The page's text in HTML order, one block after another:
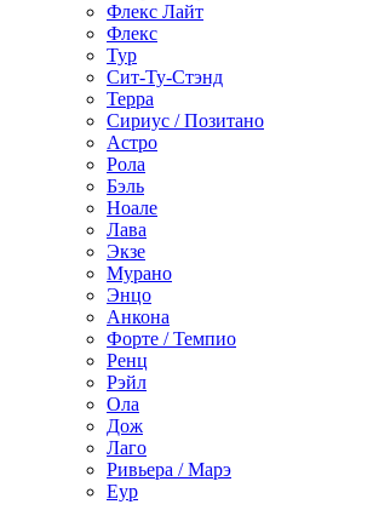
Флекс Лайт
Флекс
Тур
Сит-Ту-Стэнд
Терра
Сириус / Позитано
Астро
Рола
Бэль
Ноале
Лава
Экзе
Мурано
Энцо
Анкона
Форте / Темпио
Ренц
Рэйл
Ола
Дож
Лаго
Ривьера / Марэ
Еур